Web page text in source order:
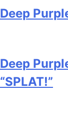
Deep
Deep
“SPLAT!”